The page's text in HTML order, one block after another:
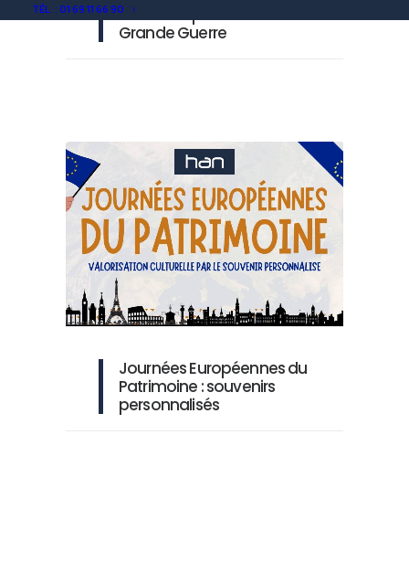
TÉL. : 01 69 11 66 90Souvenirs personnalisés
Grande Guerre
Journées Européennes du
Patrimoine : souvenirs
personnalisés